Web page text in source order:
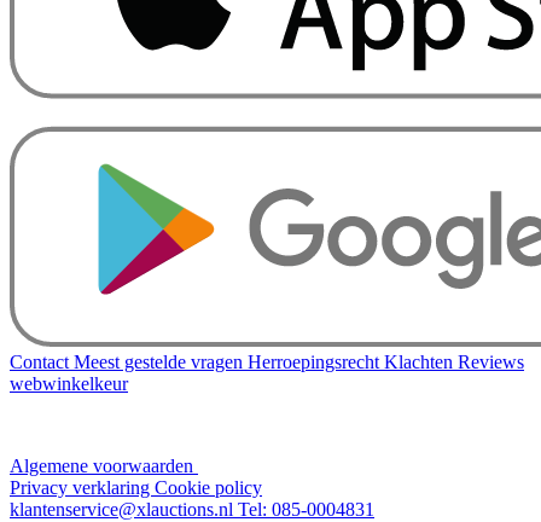
Contact Meest gestelde vragen Herroepingsrecht Klachten Reviews
webwinkelkeur
Algemene voorwaarden
Privacy verklaring Cookie policy
klantenservice@xlauctions.nl Tel: 085-0004831